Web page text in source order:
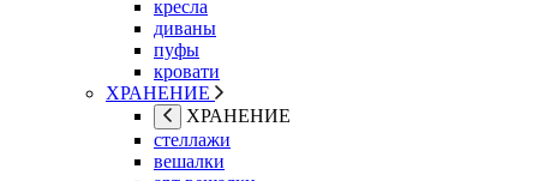
кресла
диваны
пуфы
кровати
ХРАНЕНИЕ
ХРАНЕНИЕ
стеллажи
вешалки